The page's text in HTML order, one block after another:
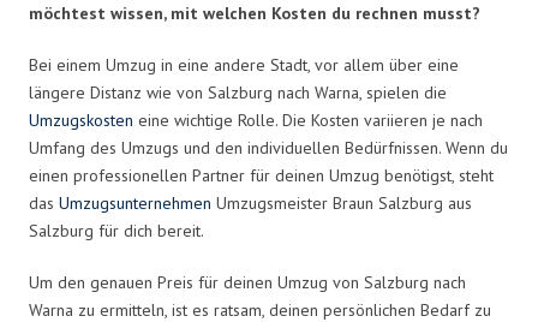
möchtest wissen, mit welchen Kosten du rechnen musst?
Bei einem Umzug in eine andere Stadt, vor allem über eine
längere Distanz wie von Salzburg nach Warna, spielen die
Umzugskosten eine wichtige Rolle. Die Kosten variieren je nach
Umfang des Umzugs und den individuellen Bedürfnissen. Wenn du
einen professionellen Partner für deinen Umzug benötigst, steht
das Umzugsunternehmen Umzugsmeister Braun Salzburg aus
Salzburg für dich bereit.
Um den genauen Preis für deinen Umzug von Salzburg nach
Warna zu ermitteln, ist es ratsam, deinen persönlichen Bedarf zu